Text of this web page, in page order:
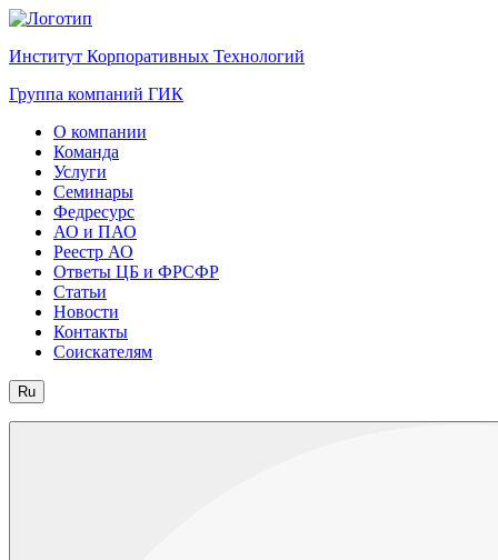
Институт Корпоративных Технологий
Группа компаний ГИК
О компании
Команда
Услуги
Семинары
Федресурс
АО и ПАО
Реестр АО
Ответы ЦБ и ФРСФР
Статьи
Новости
Контакты
Соискателям
Ru